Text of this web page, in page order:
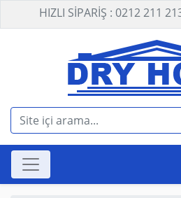
HIZLI SİPARİŞ : 0212 211